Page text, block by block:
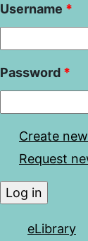
Username *
Password *
Create
Request
eLibrary